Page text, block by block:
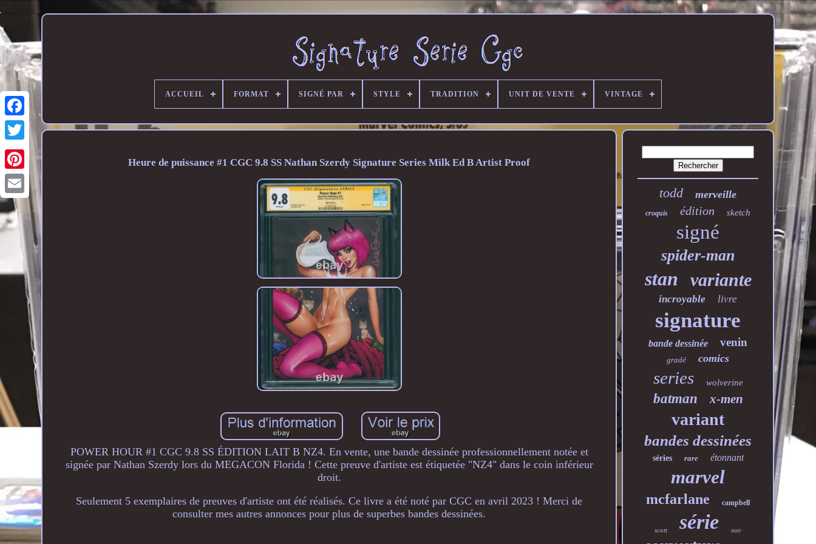
ACCUEIL FORMAT SIGNÉ PAR STYLE TRADITION UNIT DE VENTE VINTAGE
Heure de puissance #1 CGC 9.8 SS Nathan Szerdy Signature Series Milk Ed B Artist Proof
POWER HOUR #1 CGC 9.8 SS ÉDITION LAIT B NZ4. En vente, une bande dessinée professionnellement notée et
signée par Nathan Szerdy lors du MEGACON Florida ! Cette preuve d'artiste est étiquetée "NZ4" dans le coin inférieur
droit.
Seulement 5 exemplaires de preuves d'artiste ont été réalisés. Ce livre a été noté par CGC en avril 2023 ! Merci de
consulter mes autres annonces pour plus de superbes bandes dessinées.
todd merveille
croquis édition sketch
signé
spider-man
stan variante
incroyable livre
signature
bande dessinée venin
gradé comics
series wolverine
batman x-men
variant
bandes dessinées
séries rare étonnant
marvel
mcfarlane campbell
scott série noir